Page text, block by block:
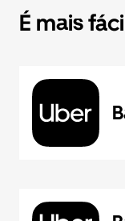
É mais